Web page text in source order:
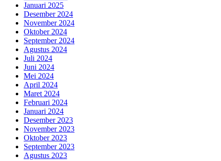
Januari 2025
Desember 2024
November 2024
Oktober 2024
September 2024
Agustus 2024
Juli 2024
Juni 2024
Mei 2024
April 2024
Maret 2024
Februari 2024
Januari 2024
Desember 2023
November 2023
Oktober 2023
September 2023
Agustus 2023